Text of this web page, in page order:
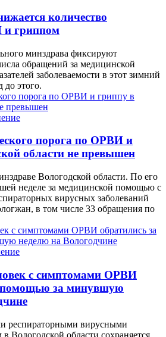
количество
и гриппом
минздрава фиксируют
обращений за медицинской
заболеваемости в этот зимний
до этого.
порога по ОРВИ и
области не превышен
Вологодской области. По его
неделе за медицинской помощью с
вирусных заболеваний
в том числе 33 обращения по
с симптомами ОРВИ
за минувшую
респираторными вирусными
Вологодской области сохраняется